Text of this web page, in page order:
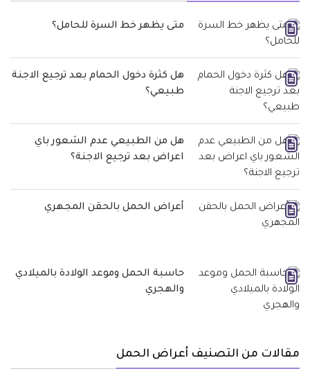
متى يظهر خط السرة للحامل؟
هل كثرة دخول الحمام بعد ترجيع الاجنة
طبيعي؟
هل من الطبيعي عدم الشعور باي
اعراض بعد ترجيع الاجنة؟
أعراض الحمل بالحقن المجهري
حاسبة الحمل وموعد الولادة بالميلادي
والهجري
مقالات من التصنيف أعراض الحمل